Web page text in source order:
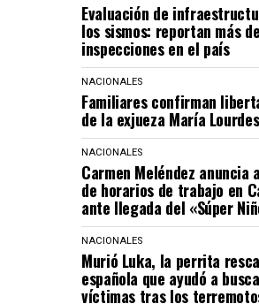
Evaluación de
los sismos: reportan más
inspecciones en el país
NACIONALES
Familiares confirman
de la exjueza María
NACIONALES
Carmen Meléndez anuncia
de horarios de trabajo en
ante llegada del «Súper
NACIONALES
Murió Luka, la perrita
española que ayudó a
víctimas tras los